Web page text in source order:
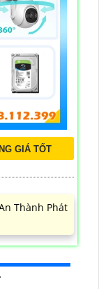
GIÁ TỐT
Thành Phát